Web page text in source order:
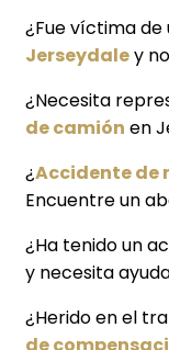
¿Fue víctima de
Jerseydaley
¿Necesita
de camión en
¿Accidente de
Encuentre un
¿Ha tenido un
y necesita
¿Herido en el
de